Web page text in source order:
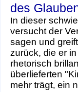
des
In dieser
versucht der
sagen und
zurück, die er
rhetorisch
überlieferten
mehr trägt, ein